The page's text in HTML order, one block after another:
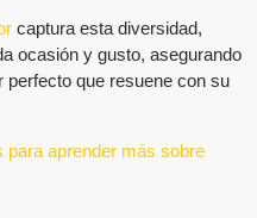
captura esta diversidad,
ocasión y gusto, asegurando
perfecto que resuene con su
aprender más sobre